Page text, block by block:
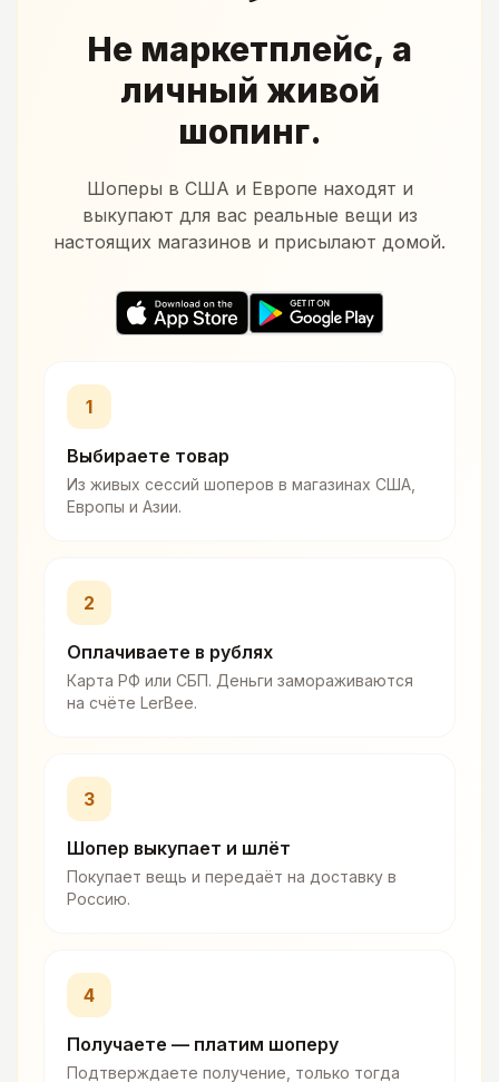
Не маркетплейс, а
личный живой
шопинг.
Шоперы в США и Европе находят и
выкупают для вас реальные вещи из
настоящих магазинов и присылают домой.
1
Выбираете товар
Из живых сессий шоперов в магазинах США,
Европы и Азии.
2
Оплачиваете в рублях
Карта РФ или СБП. Деньги замораживаются
на счёте LerBee.
3
Шопер выкупает и шлёт
Покупает вещь и передаёт на доставку в
Россию.
4
Получаете — платим шоперу
Подтверждаете получение, только тогда